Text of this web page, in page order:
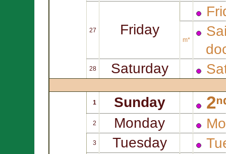
27 Friday
m*
28 Saturday
1 Sunday
2 Monday
3 Tuesday